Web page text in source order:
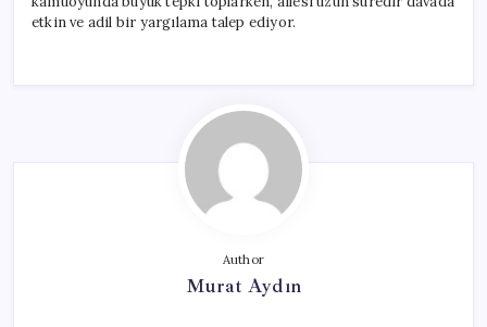
etkin ve adil bir yargılama talep ediyor.
Author
Murat Aydın